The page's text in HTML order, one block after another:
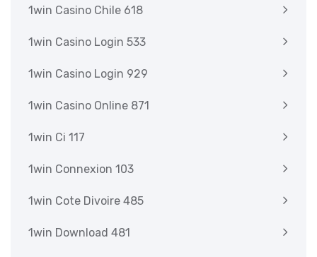
1win Casino Chile 618
1win Casino Login 533
1win Casino Login 929
1win Casino Online 871
1win Ci 117
1win Connexion 103
1win Cote Divoire 485
1win Download 481